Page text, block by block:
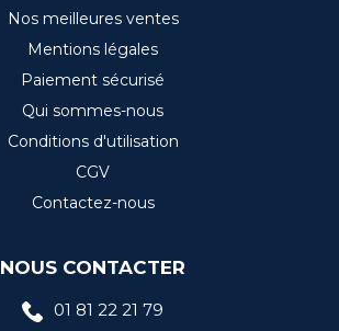
Nos meilleures ventes
Mentions légales
Paiement sécurisé
Qui sommes-nous
Conditions d'utilisation
CGV
Contactez-nous
NOUS CONTACTER
01 81 22 21 79